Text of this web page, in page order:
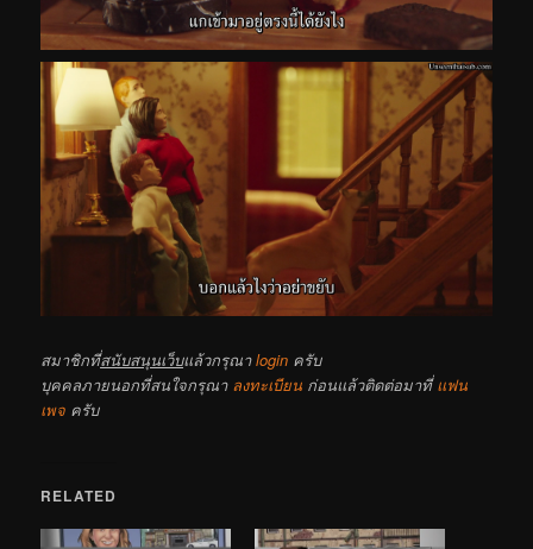
สมาชิกที่สนับสนุนเว็บแล้วกรุณาlogin ครับ
บุคคลภายนอกที่สนใจกรุณา ลงทะเบียน ก่อนแล้วติดต่อมาที่แฟน
เพจ ครับ
RELATED